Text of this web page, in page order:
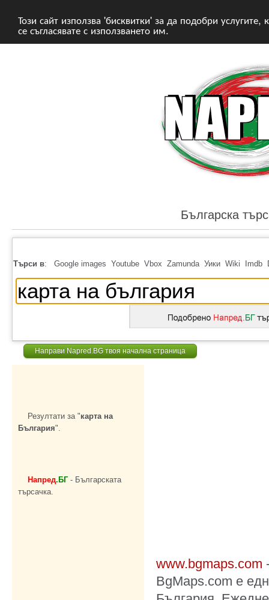
Този сайт използва 'бисквитки' за да подобри
се съгласявате с използването им.
Българска
Търси в: Google images Youtube Vbox Zamunda Уики Wiki Imdb
Направи Napred.BG твоя начална страница
Резултати за "карта на
България".
Напред.БГ- Българската
търсачка.
www.bgmaps.com
BgMaps.com е